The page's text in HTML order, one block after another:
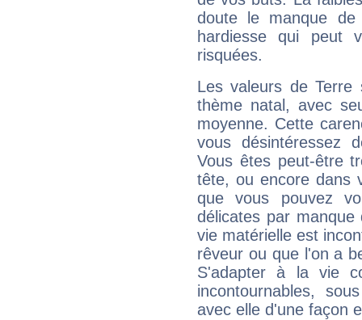
doute le manque
hardiesse qui peut
risquées.
Les valeurs de Terre
thème natal, avec
moyenne. Cette
vous désintéressez
Vous êtes peut-être
tête, ou encore dans
que vous pouvez
délicates par
vie matérielle est
rêveur ou que l'on a
S'adapter à la vie
incontournables,
avec elle d'une façon